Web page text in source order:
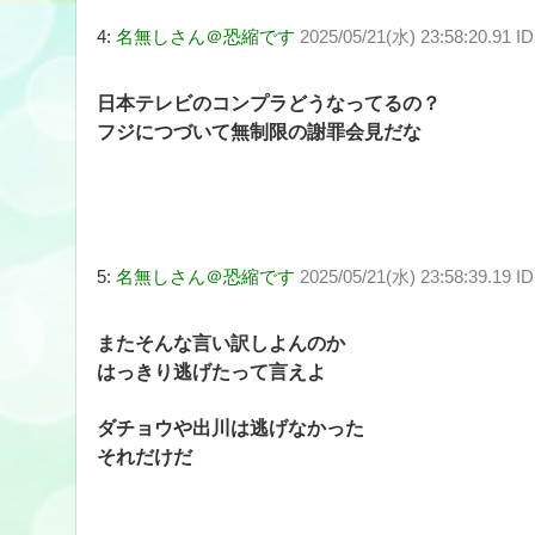
4: 名無しさん＠恐縮です 2025/05/21(水) 23:58:20.91
日本テレビのコンプラどうなってるの？
フジにつづいて無制限の謝罪会見だな
5: 名無しさん＠恐縮です 2025/05/21(水) 23:58:39.19
またそんな言い訳しよんのか
はっきり逃げたって言えよ
ダチョウや出川は逃げなかった
それだけだ